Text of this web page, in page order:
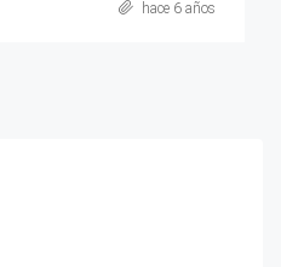
hace 6 años